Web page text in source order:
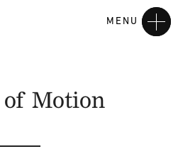
MENU
of Motion